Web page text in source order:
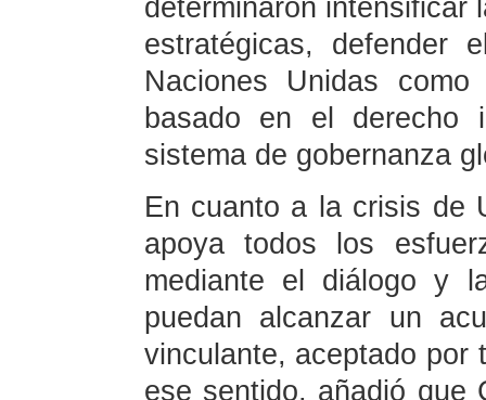
determinaron intensificar
estratégicas, defender
Naciones Unidas
basado en el derecho
sistema de gobernanza
En cuanto a la crisis de
apoya todos los
mediante el diálogo y
puedan alcanzar un
vinculante, aceptado por
ese sentido, añadió que